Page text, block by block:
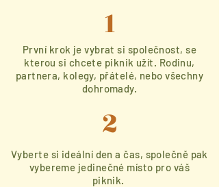
1
První krok je vybrat si společnost, se
kterou si chcete piknik užít. Rodinu,
partnera, kolegy, přátelé, nebo všechny
dohromady.
2
Vyberte si ideální den a čas, společně pak
vybereme jedinečné místo pro váš
piknik.